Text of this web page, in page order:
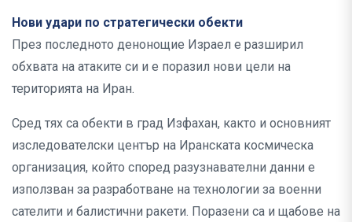
Нови удари по стратегически обекти
През последното денонощие Израел е разширил
обхвата на атаките си и е поразил нови цели на
територията на Иран.
Сред тях са обекти в град Изфахан, както и основният
изследователски център на Иранската космическа
организация, който според разузнавателни данни е
използван за разработване на технологии за военни
сателити и балистични ракети. Поразени са и щабове на